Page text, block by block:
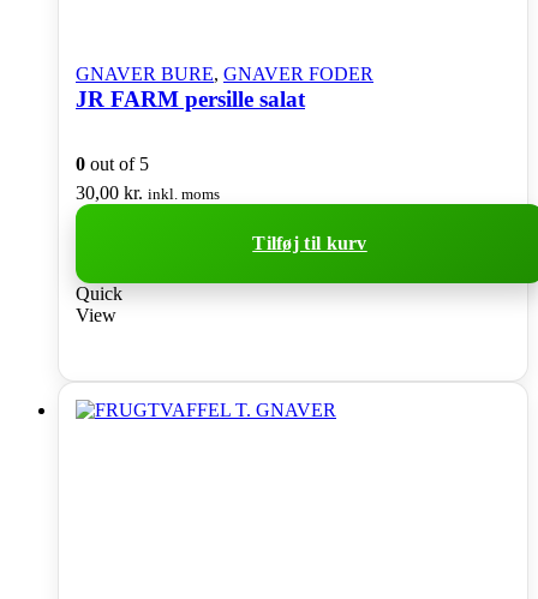
GNAVER BURE, GNAVER FODER
JR FARM persille salat
0 out of 5
30,00 kr. inkl. moms
Tilføj til kurv
Quick
View